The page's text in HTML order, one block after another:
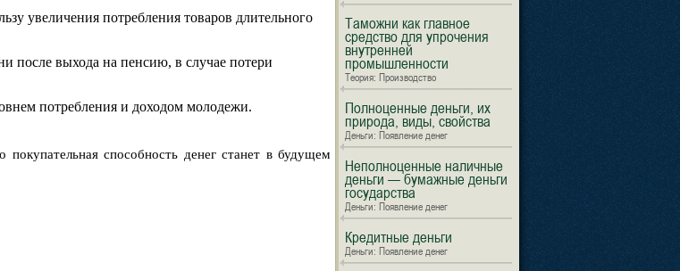
увеличения потребления товаров длительного
после выхода на пенсию, в случае потери
потребления и доходом молодежи.
покупательная способность денег станет в будущем
Таможни как главное
средство для упрочения
внутренней
промышленности
Теория: Производство
Полноценные деньги, их
природа, виды, свойства
Деньги: Появление денег
Неполноценные наличные
деньги — бумажные деньги
государства
Деньги: Появление денег
Кредитные деньги
Деньги: Появление денег